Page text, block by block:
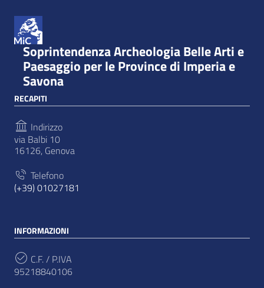
Soprintendenza Archeologia Belle Arti e
Paesaggio per le Province di Imperia e
Savona
RECAPITI
Indirizzo
via Balbi 10
16126, Genova
Telefono
(+39) 01027181
INFORMAZIONI
C.F. / P.IVA
95218840106